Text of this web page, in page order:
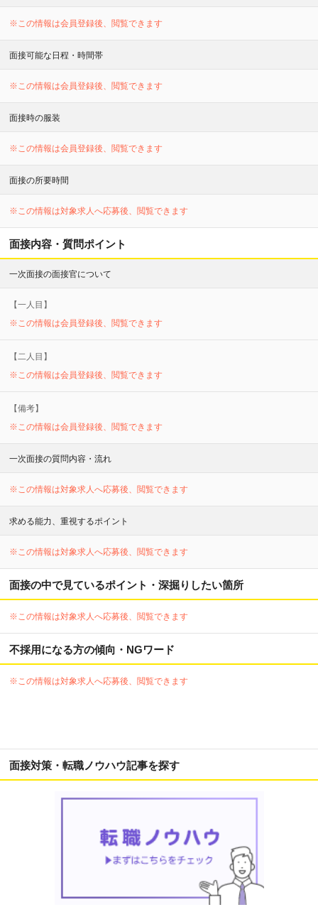
※この情報は会員登録後、閲覧できます
面接可能な日程・時間帯
※この情報は会員登録後、閲覧できます
面接時の服装
※この情報は会員登録後、閲覧できます
面接の所要時間
※この情報は対象求人へ応募後、閲覧できます
面接内容・質問ポイント
一次面接の面接官について
【一人目】
※この情報は会員登録後、閲覧できます
【二人目】
※この情報は会員登録後、閲覧できます
【備考】
※この情報は会員登録後、閲覧できます
一次面接の質問内容・流れ
※この情報は対象求人へ応募後、閲覧できます
求める能力、重視するポイント
※この情報は対象求人へ応募後、閲覧できます
面接の中で見ているポイント・深掘りしたい箇所
※この情報は対象求人へ応募後、閲覧できます
不採用になる方の傾向・NGワード
※この情報は対象求人へ応募後、閲覧できます
面接対策・転職ノウハウ記事を探す